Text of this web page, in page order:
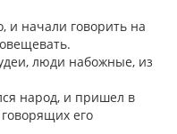
и начали говорить на
люди набожные, из
народ, и пришел в
его